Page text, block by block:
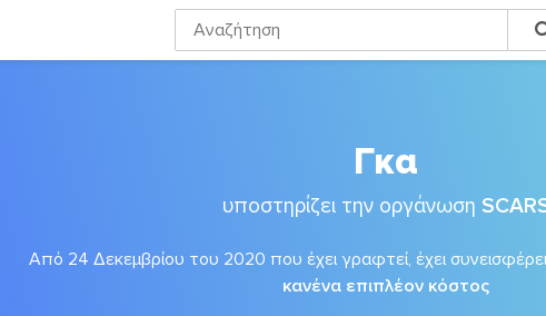
Γκα
υποστηρίζει την οργάνωση
Από 24 Δεκεμβρίου του 2020 που έχει γραφτεί, έχει συνεισφέρει
κανένα επιπλέον κόστος